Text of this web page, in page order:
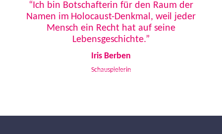
“Ich bin Botschafterin für den Raum der
Namen im Holocaust-Denkmal, weil jeder
Mensch ein Recht hat auf seine
Lebensgeschichte.”
Iris Berben
Schauspielerin